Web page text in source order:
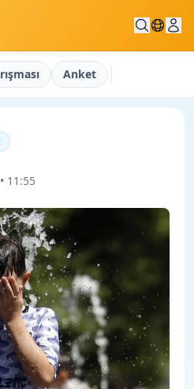
Anket
11:55